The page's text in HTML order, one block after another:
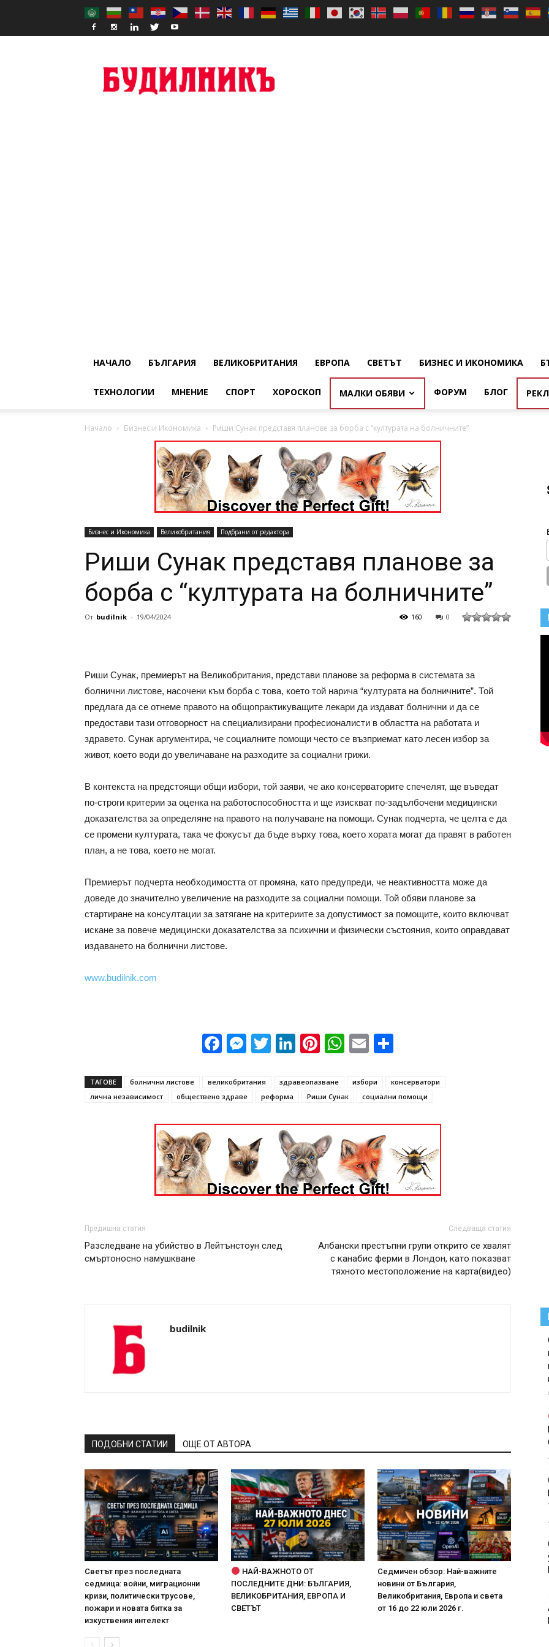
НАЧАЛО БЪЛГАРИЯ ВЕЛИКОБРИТАНИЯ ЕВРОПА СВЕТЪТ БИЗНЕС И ИКОНОМИКА
ТЕХНОЛОГИИ МНЕНИЕ СПОРТ ХОРОСКОП МАЛКИ ОБЯВИ ФОРУМ БЛОГ
Начало Бизнес и Икономика Риши Сунак представя планове за борба с “културата на болничните”
Бизнес и Икономика Великобритания Подбрани от редактора
Риши Сунак представя планове за
борба с “културата на болничните”
От budilnik - 19/04/2024 0
160
Риши Сунак, премиерът на Великобритания, представи планове за реформа в системата за
болнични листове, насочени към борба с това, което той нарича “културата на болничните”. Той
предлага да се отнеме правото на общопрактикуващите лекари да издават болнични и да се
предостави тази отговорност на специализирани професионалисти в областта на работата и
здравето. Сунак аргументира, че социалните помощи често се възприемат като лесен избор за
живот, което води до увеличаване на разходите за социални грижи.
В контекста на предстоящи общи избори, той заяви, че ако консерваторите спечелят, ще въведат
по-строги критерии за оценка на работоспособността и ще изискват по-задълбочени медицински
доказателства за определяне на правото на получаване на помощи. Сунак подчерта, че целта е да
се промени културата, така че фокусът да бъде върху това, което хората могат да правят в работен
план, а не това, което не могат.
Премиерът подчерта необходимостта от промяна, като предупреди, че неактивността може да
доведе до значително увеличение на разходите за социални помощи. Той обяви планове за
стартиране на консултации за затягане на критериите за допустимост за помощите, които включват
искане за повече медицински доказателства за психични и физически състояния, които оправдават
издаването на болнични листове.
www.budilnik.com
Facebook
Messenger
Twitter
LinkedIn
Pinterest
WhatsApp
Email
ТАГОВЕ болнични листове великобритания здравеопазване избори
консерватори
лична независимост
обществено здраве реформа Риши Сунак социални помощи
Предишна статия
Разследване на убийство в Лейтънстоун след
смъртоносно намушкване
Следваща статия
Албански престъпни групи открито се хвалят
с канабис ферми в Лондон, като показват
тяхното местоположение на карта(видео)
budilnik
ПОДОБНИ СТАТИИ ОЩЕ ОТ АВТОРА
Светът през последната
седмица: войни, миграционни
кризи, политически трусове,
пожари и новата битка за
изкуствения интелект
НАЙ-ВАЖНОТО ОТ
ПОСЛЕДНИТЕ ДНИ: БЪЛГАРИЯ,
ВЕЛИКОБРИТАНИЯ, ЕВРОПА И
СВЕТЪТ
Седмичен обзор: Най-важните
новини от България,
Великобритания, Европа и света
от 16 до 22 юли 2026 г.